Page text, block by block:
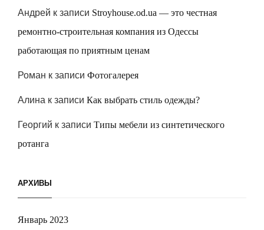
Андрей к записи Stroyhouse.od.ua — это честная
ремонтно-строительная компания из Одессы
работающая по приятным ценам
Роман к записи Фотогалерея
Алина к записи Как выбрать стиль одежды?
Георгий к записи Типы мебели из синтетического
ротанга
АРХИВЫ
Январь 2023